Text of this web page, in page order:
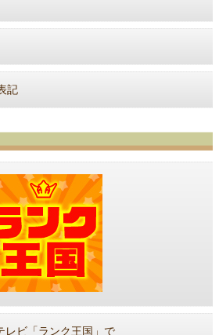
記
レビ「ランク王国」で